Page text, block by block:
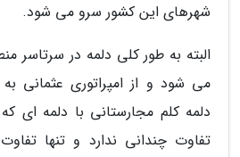
شهرهای این کشور سرو می شود.
البته به طور کلی دلمه در سرتاسر
می شود و از امپراتوری عثمانی
دلمه کلم مجارستانی با دلمه ای
تفاوت چندانی ندارد و تنها